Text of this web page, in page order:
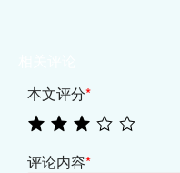
本文评分*
评论内容*